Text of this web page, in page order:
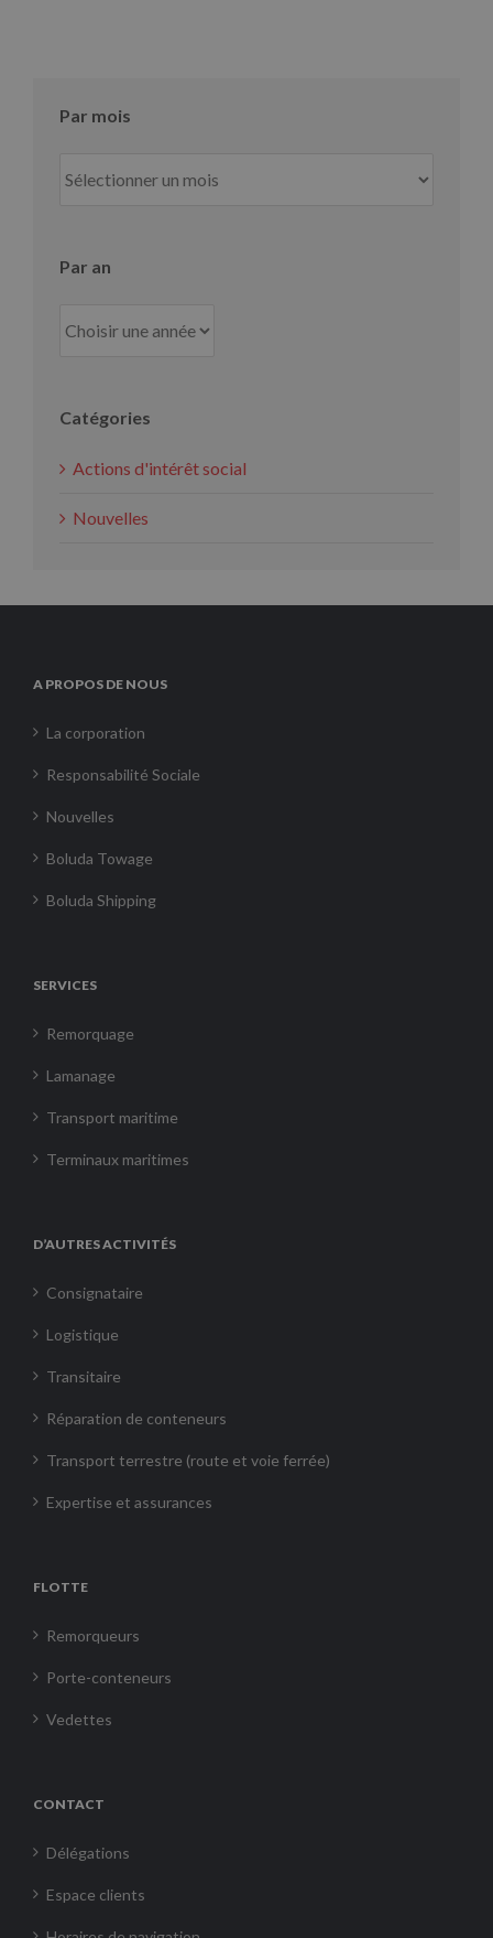
Par mois
mois
Par an
Catégories
Actions d'intérêt social
Nouvelles
A PROPOS DE NOUS
La corporation
Responsabilité Sociale
Nouvelles
Boluda Towage
Boluda Shipping
SERVICES
Remorquage
Lamanage
Transport maritime
Terminaux maritimes
D’AUTRES ACTIVITÉS
Consignataire
Logistique
Transitaire
Réparation de conteneurs
Transport terrestre (route et voie ferrée)
Expertise et assurances
FLOTTE
Remorqueurs
Porte-conteneurs
Vedettes
CONTACT
Délégations
Espace clients